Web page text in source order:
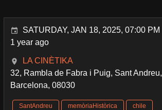
SATURDAY, JAN 18, 2025, 07:00 PM
1 year ago
LA CINÈTIKA
32, Rambla de Fabra i Puig, Sant Andreu,
Barcelona, 08030
SantAndreu memòriaHistòrica
chile